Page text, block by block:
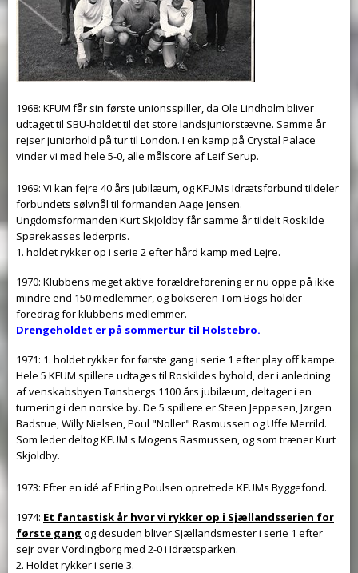
1968: KFUM får sin første unionsspiller, da Ole Lindholm bliver
udtaget til SBU-holdet til det store landsjuniorstævne. Samme år
rejser juniorhold på tur til London. I en kamp på Crystal Palace
vinder vi med hele 5-0, alle målscore af Leif Serup.
1969: Vi kan fejre 40 års jubilæum, og KFUMs Idrætsforbund tildeler
forbundets sølvnål til formanden Aage Jensen.
Ungdomsformanden Kurt Skjoldby får samme år tildelt Roskilde
Sparekasses lederpris.
1. holdet rykker op i serie 2 efter hård kamp med Lejre.
1970: Klubbens meget aktive forældreforening er nu oppe på ikke
mindre end 150 medlemmer, og bokseren Tom Bogs holder
foredrag for klubbens medlemmer.
Drengeholdet er på sommertur til Holstebro.
1971: 1. holdet rykker for første gang i serie 1 efter play off kampe.
Hele 5 KFUM spillere udtages til Roskildes byhold, der i anledning
af venskabsbyen Tønsbergs 1100 års jubilæum, deltager i en
turnering i den norske by. De 5 spillere er Steen Jeppesen, Jørgen
Badstue, Willy Nielsen, Poul "Noller" Rasmussen og Uffe Merrild.
Som leder deltog KFUM's Mogens Rasmussen, og som træner Kurt
Skjoldby.
1973: Efter en idé af Erling Poulsen oprettede KFUMs Byggefond.
1974: Et fantastisk år hvor vi rykker op i Sjællandsserien for
første gang og desuden bliver Sjællandsmester i serie 1 efter
sejr over Vordingborg med 2-0 i Idrætsparken.
2. Holdet rykker i serie 3.